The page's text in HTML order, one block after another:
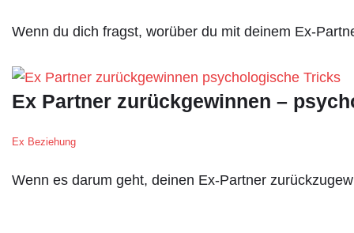
Wenn du dich fragst, worüber du mit deinem Ex-
Ex Partner zurückgewinnen –
Ex Beziehung
Wenn es darum geht, deinen Ex-Partner